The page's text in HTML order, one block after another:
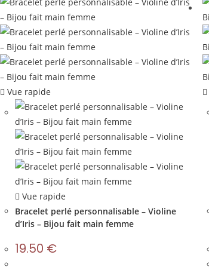
Vue rapide
Vue rapide
Bracelet perlé personnalisable – Violine
d’Iris – Bijou fait main femme
19.50 €